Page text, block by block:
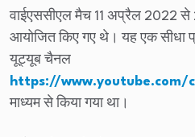
वाईएससीएल मैच 11 अप्रैल 2022
आयोजित किए गए थे। यह एक सीधा
यूट्यूब चैनल
https://www.youtube.com/
माध्यम से किया गया था।